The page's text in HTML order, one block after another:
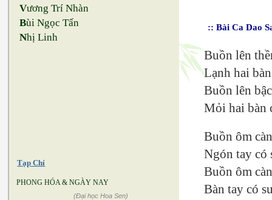
Vương Trí Nhàn
Bùi Ngọc Tấn
Nhị Linh
Tạp Chí
PHONG HÓA & NGÀY NAY
(Đại học Hoa Sen)
:: Bài Ca Dao
Buồn lên
Lạnh hai
Buồn lên
Mỏi hai bàn
Buồn ôm
Ngón tay có
Buồn ôm
Bàn tay có